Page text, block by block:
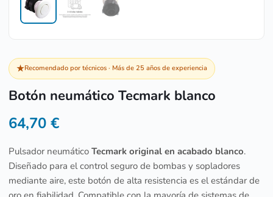
★Recomendado por técnicos · Más de 25 años de experiencia
Botón neumático Tecmark blanco
64,70 €
Pulsador neumático Tecmark original en acabado blanco.
Diseñado para el control seguro de bombas y sopladores
mediante aire, este botón de alta resistencia es el estándar de